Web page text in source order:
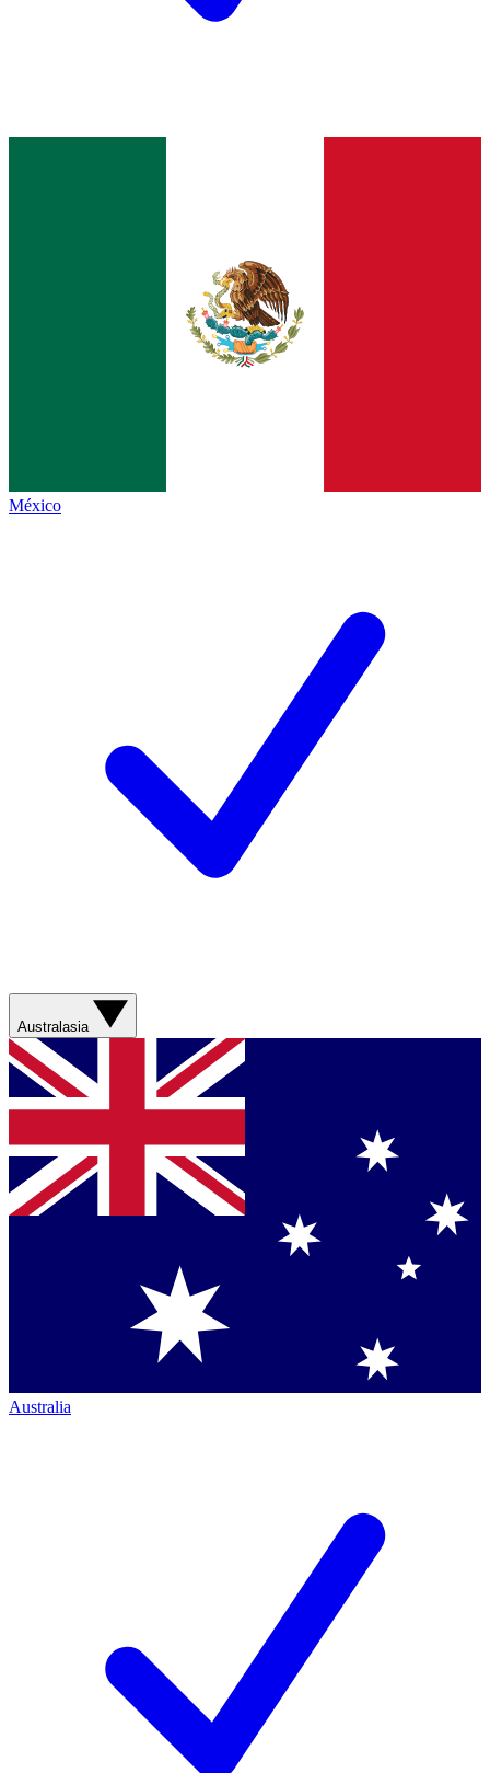
México
Australasia
Australia